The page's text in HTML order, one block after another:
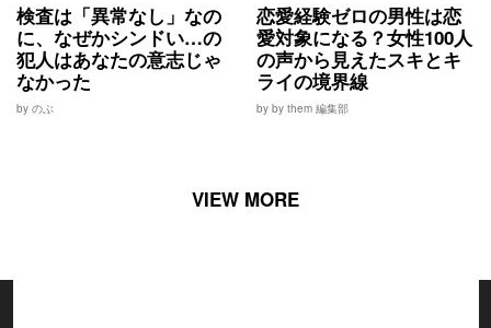
検査は「異常なし」なの
に、なぜかシンドい…の
犯人はあなたの意志じゃ
なかった
by のぶ
恋愛経験ゼロの男性は恋
愛対象になる？女性100人
の声から見えたスキとキ
ライの境界線
by by them 編集部
VIEW MORE